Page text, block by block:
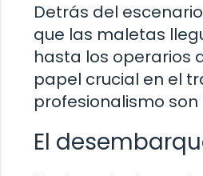
Detrás del
que las maletas
hasta los operarios
papel crucial en el
profesionalismo
El